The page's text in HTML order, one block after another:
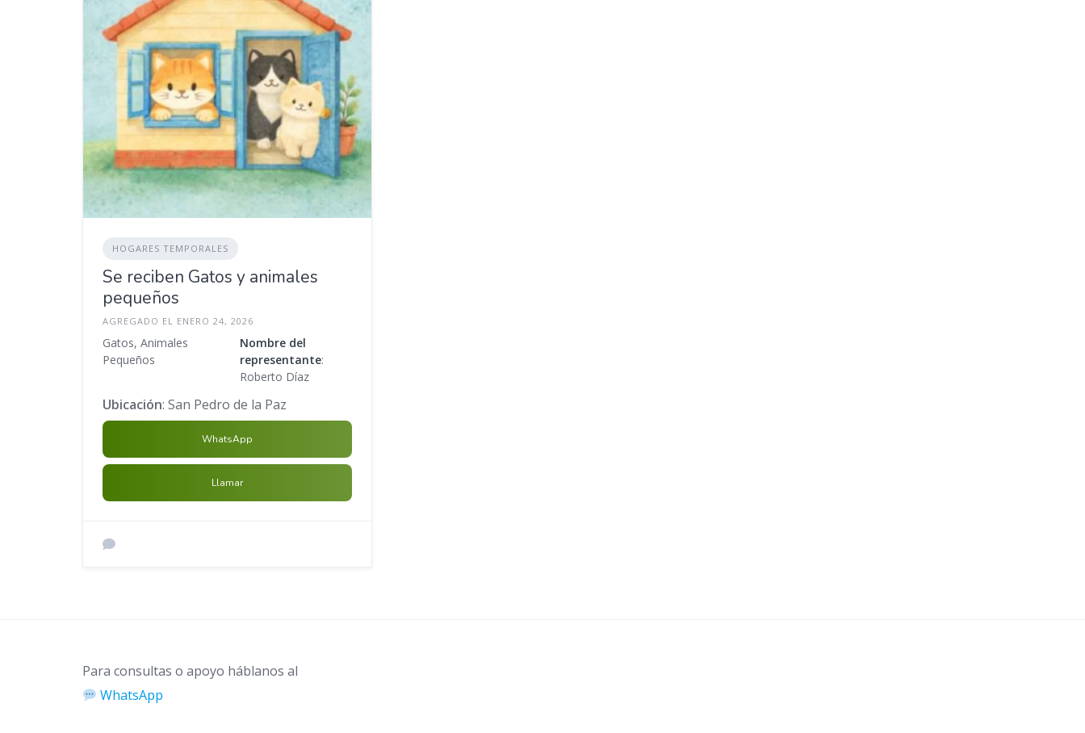
HOGARES TEMPORALES
Se reciben Gatos y animales
pequeños
AGREGADO EL ENERO 24, 2026
Gatos, Animales
Pequeños
Nombre del
representante:
Roberto Díaz
Ubicación: San Pedro de la Paz
WhatsApp
Llamar
Para consultas o apoyo háblanos al
WhatsApp